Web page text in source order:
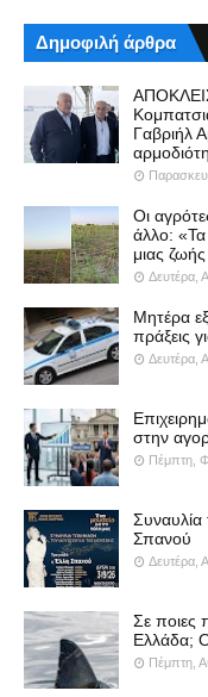
Δημοφιλή άρθρα
Γαβριήλ
Οι
άλλο:
μιας
Δευτέρα,
Μητέρα
πράξεις
Δευτέρα,
στην
Πέμπτη,
Σπανού
Δευτέρα,
Σε ποιες
Ελλάδα;
Πέμπτη,